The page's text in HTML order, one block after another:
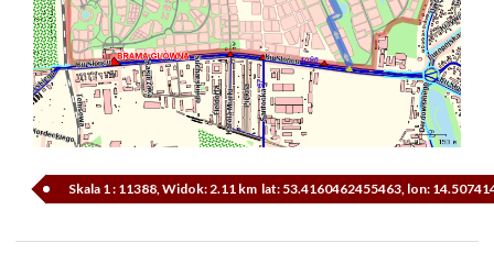
Skala 1 : 11388, Widok: 2.11 km lat: 53.4160462455463, lon: